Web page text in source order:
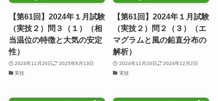
【第61回】2024年１月試験
（実技２）問３（１）（相
当温位の特徴と大気の安定
性）
2024年11月20日
2025年8月13日
実技
【第61回】2024年１月試験
（実技２）問２（３）（エ
マグラムと⾵の鉛直分布の
解析）
2024年11月20日
2024年12月2日
実技